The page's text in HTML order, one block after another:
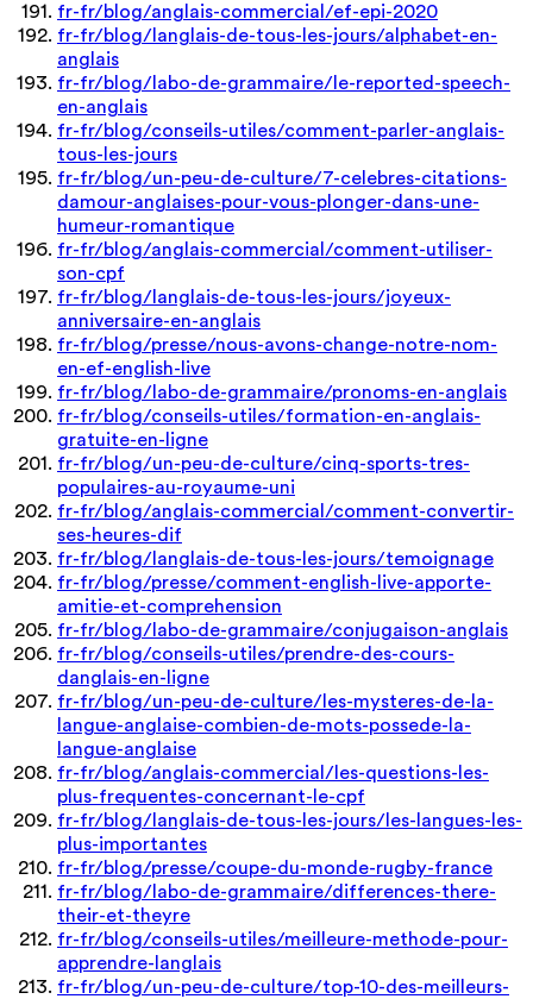
fr-fr/blog/anglais-commercial/ef-epi-2020
fr-fr/blog/langlais-de-tous-les-jours/alphabet-en-
anglais
fr-fr/blog/labo-de-grammaire/le-reported-speech-
en-anglais
fr-fr/blog/conseils-utiles/comment-parler-anglais-
tous-les-jours
fr-fr/blog/un-peu-de-culture/7-celebres-citations-
damour-anglaises-pour-vous-plonger-dans-une-
humeur-romantique
fr-fr/blog/anglais-commercial/comment-utiliser-
son-cpf
fr-fr/blog/langlais-de-tous-les-jours/joyeux-
anniversaire-en-anglais
fr-fr/blog/presse/nous-avons-change-notre-nom-
en-ef-english-live
fr-fr/blog/labo-de-grammaire/pronoms-en-anglais
fr-fr/blog/conseils-utiles/formation-en-anglais-
gratuite-en-ligne
fr-fr/blog/un-peu-de-culture/cinq-sports-tres-
populaires-au-royaume-uni
fr-fr/blog/anglais-commercial/comment-convertir-
ses-heures-dif
fr-fr/blog/langlais-de-tous-les-jours/temoignage
fr-fr/blog/presse/comment-english-live-apporte-
amitie-et-comprehension
fr-fr/blog/labo-de-grammaire/conjugaison-anglais
fr-fr/blog/conseils-utiles/prendre-des-cours-
danglais-en-ligne
fr-fr/blog/un-peu-de-culture/les-mysteres-de-la-
langue-anglaise-combien-de-mots-possede-la-
langue-anglaise
fr-fr/blog/anglais-commercial/les-questions-les-
plus-frequentes-concernant-le-cpf
fr-fr/blog/langlais-de-tous-les-jours/les-langues-les-
plus-importantes
fr-fr/blog/presse/coupe-du-monde-rugby-france
fr-fr/blog/labo-de-grammaire/differences-there-
their-et-theyre
fr-fr/blog/conseils-utiles/meilleure-methode-pour-
apprendre-langlais
fr-fr/blog/un-peu-de-culture/top-10-des-meilleurs-